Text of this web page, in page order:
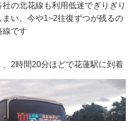
の北花線も利用低迷でぎりぎり
い、今や1~2往復ずつが残るの
線です
2時間20分ほどで花蓮駅に到着